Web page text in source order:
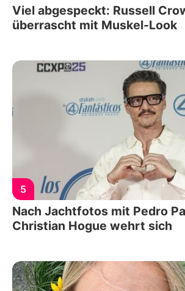
Viel abgespeckt: Russell
überrascht mit Muskel-Look
5
Nach Jachtfotos mit Pedro
Christian Hogue wehrt sich